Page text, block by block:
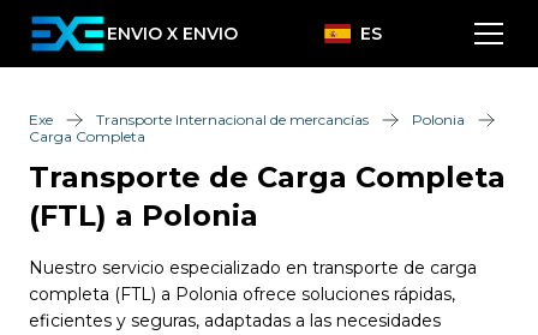
ENVIO X ENVIO ES
Exe Transporte Internacional de mercancías
Polonia
Carga Completa
Transporte de Carga Completa
(FTL) a Polonia
Nuestro servicio especializado en transporte de carga
completa (FTL) a Polonia ofrece soluciones rápidas,
eficientes y seguras, adaptadas a las necesidades